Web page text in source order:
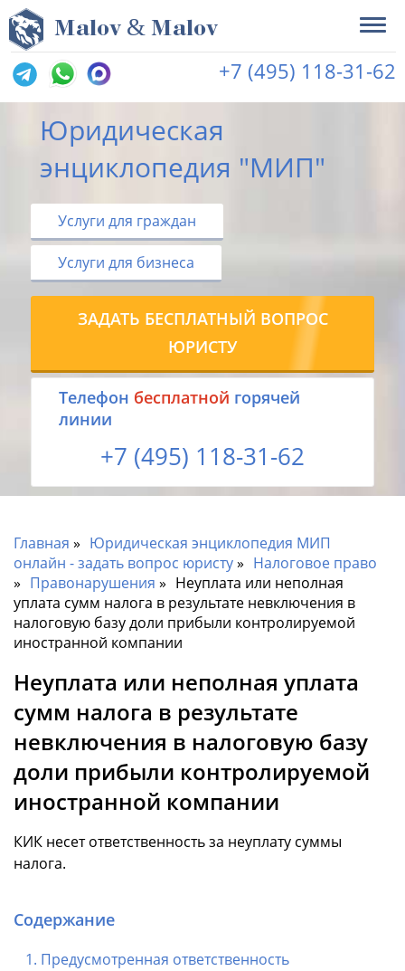
Malov & Malov
+7 (495) 118-31-62
Юридическая
энциклопедия "МИП"
Услуги для граждан
Услуги для бизнеса
ЗАДАТЬ БЕСПЛАТНЫЙ ВОПРОС
ЮРИСТУ
Tелефон бесплатной горячей
линии
+7 (495) 118-31-62
Главная
Юридическая энциклопедия МИП
онлайн - задать вопрос юристу
Налоговое право
Правонарушения
Неуплата или неполная
уплата сумм налога в результате невключения в
налоговую базу доли прибыли контролируемой
иностранной компании
Неуплата или неполная уплата
сумм налога в результате
невключения в налоговую базу
доли прибыли контролируемой
иностранной компании
КИК несет ответственность за неуплату суммы
налога.
Содержание
Предусмотренная ответственность